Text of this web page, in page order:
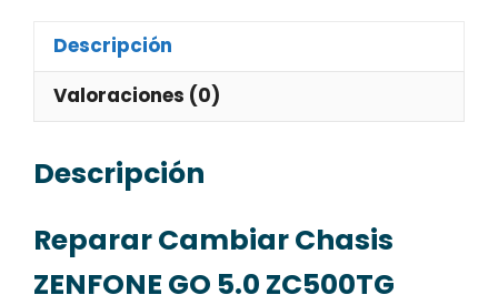
Descripción
Valoraciones (0)
Descripción
Reparar Cambiar Chasis
ZENFONE GO 5.0 ZC500TG